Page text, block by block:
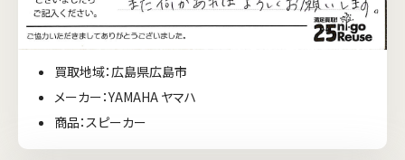
買取地域：広島県広島市
メーカー：YAMAHA ヤマハ
商品：スピーカー